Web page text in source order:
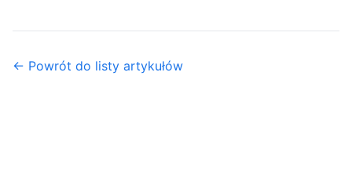
← Powrót do listy artykułów